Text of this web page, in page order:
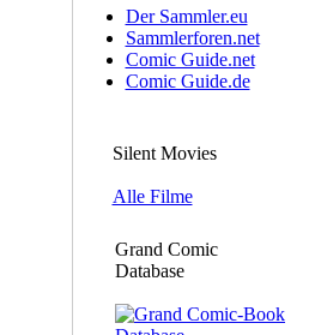
Der Sammler.eu
Sammlerforen.net
Comic Guide.net
Comic Guide.de
Silent Movies
Alle Filme
Grand Comic
Database